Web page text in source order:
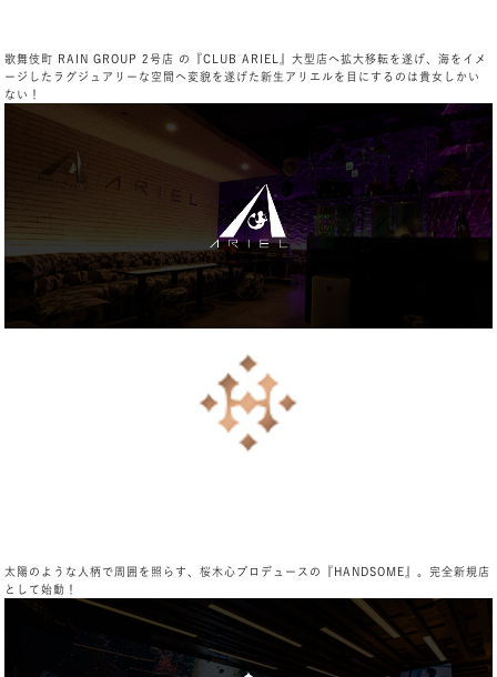
歌舞伎町 RAIN GROUP 2号店 の『CLUB ARIEL』大型店へ拡大移転を遂げ、海をイメ
ージしたラグジュアリーな空間へ変貌を遂げた新生アリエルを目にするのは貴女しかい
ない！
太陽のような人柄で周囲を照らす、桜木心プロデュースの『HANDSOME』。完全新規店
として始動！